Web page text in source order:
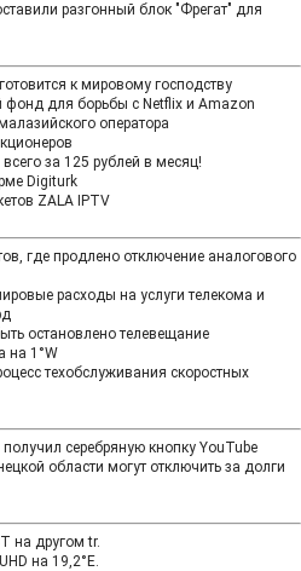
разгонный блок "Фрегат" для
к мировому господству
фонд для борьбы с Netflix и Amazon
оператора
за 125 рублей в месяц!
Digiturk
ZALA IPTV
где продлено отключение аналогового
расходы на услуги телекома и
остановлено телевещание
на 1°W
техобслуживания скоростных
серебряную кнопку YouTube
области могут отключить за долги
на другом tr.
на 19,2°E.